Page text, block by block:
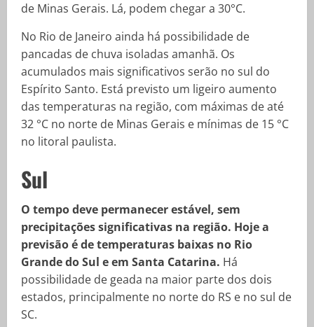
de Minas Gerais. Lá, podem chegar a 30°C.
No Rio de Janeiro ainda há possibilidade de
pancadas de chuva isoladas amanhã. Os
acumulados mais significativos serão no sul do
Espírito Santo. Está previsto um ligeiro aumento
das temperaturas na região, com máximas de até
32 °C no norte de Minas Gerais e mínimas de 15 °C
no litoral paulista.
Sul
O tempo deve permanecer estável, sem
precipitações significativas na região. Hoje a
previsão é de temperaturas baixas no Rio
Grande do Sul e em Santa Catarina. Há
possibilidade de geada na maior parte dos dois
estados, principalmente no norte do RS e no sul de
SC.